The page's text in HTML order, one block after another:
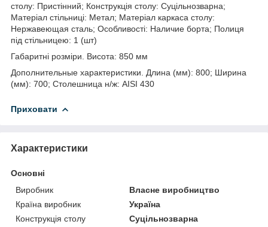
столу: Пристінний; Конструкція столу: Суцільнозварна;
Матеріал стільниці: Метал; Матеріал каркаса столу:
Нержавеющая сталь; Особливості: Наличие борта; Полиця
під стільницею: 1 (шт)
Габаритні розміри. Висота: 850 мм
Дополнительные характеристики. Длина (мм): 800; Ширина
(мм): 700; Столешница н/ж: AISI 430
Приховати
Характеристики
Основні
Виробник
Власне виробництво
Країна виробник
Україна
Конструкція столу
Суцільнозварна